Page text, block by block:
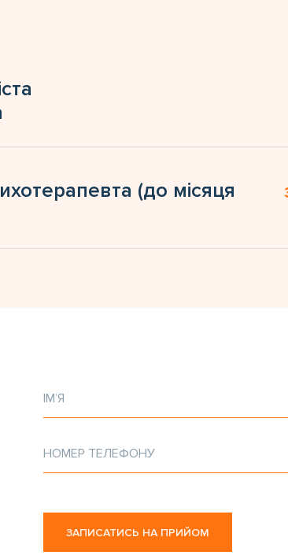
(до місяця
ЗАПИСАТИСЬ НА ПРИЙОМ